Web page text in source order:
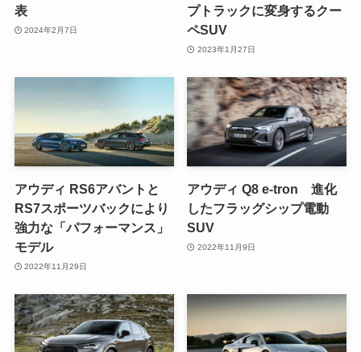
表
2024年2月7日
プトラックに変身するクー
ペSUV
2023年1月27日
アウディ RS6アバントと
RS7スポーツバックにより
強力な「パフォーマンス」
モデル
2022年11月29日
アウディ Q8 e-tron 進化
したフラッグシップ電動
SUV
2022年11月9日